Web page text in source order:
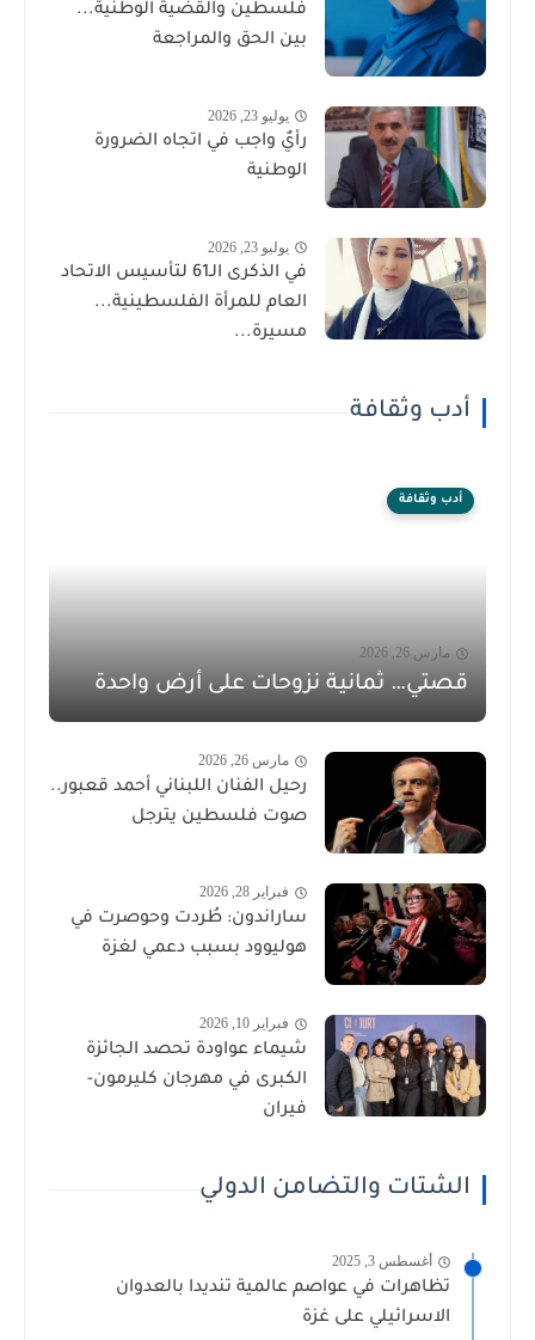
فلسطين والقضية الوطنية...
بين الحق والمراجعة
يوليو 23, 2026
رأيٌ واجب في اتجاه الضرورة
الوطنية
يوليو 23, 2026
في الذكرى الـ61 لتأسيس الاتحاد
العام للمرأة الفلسطينية...
مسيرة...
أدب وثقافة
أدب وثقافة
مارس 26, 2026
قصتي… ثمانية نزوحات على أرض واحدة
مارس 26, 2026
رحيل الفنان اللبناني أحمد قعبور..
صوت فلسطين يترجل
فبراير 28, 2026
ساراندون: طُردت وحوصرت في
هوليوود بسبب دعمي لغزة
فبراير 10, 2026
شيماء عواودة تحصد الجائزة
الكبرى في مهرجان كليرمون-
فيران
الشتات والتضامن الدولي
أغسطس 3, 2025
تظاهرات في عواصم عالمية تنديدا بالعدوان
الاسرائيلي على غزة